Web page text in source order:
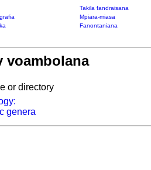
Takila fandraisana
Mpiara-miasa
Fanontaniana
voambolana
or directory
genera